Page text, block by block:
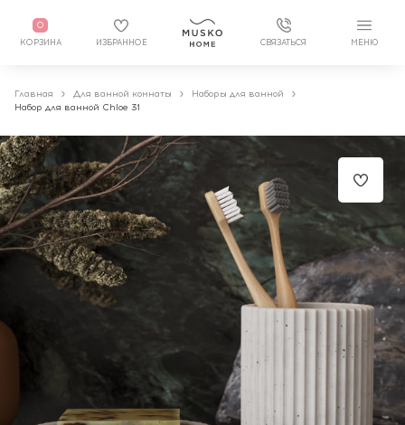
0
КОРЗИНА ИЗБРАННОЕ СВЯЗАТЬСЯ МЕНЮ
Главная Для ванной комнаты
Наборы для ванной
Набор для ванной Chloe 31